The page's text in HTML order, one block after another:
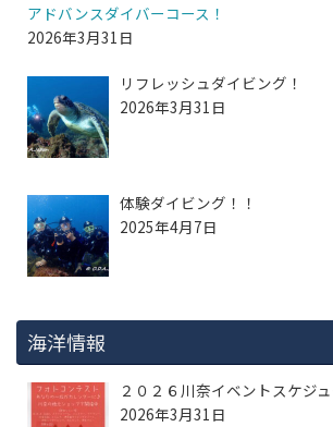
アドバンスダイバーコース！
2026年3月31日
リフレッシュダイビング！
2026年3月31日
体験ダイビング！！
2025年4月7日
海洋情報
２０２６川奈イベントスケジュ
2026年3月31日